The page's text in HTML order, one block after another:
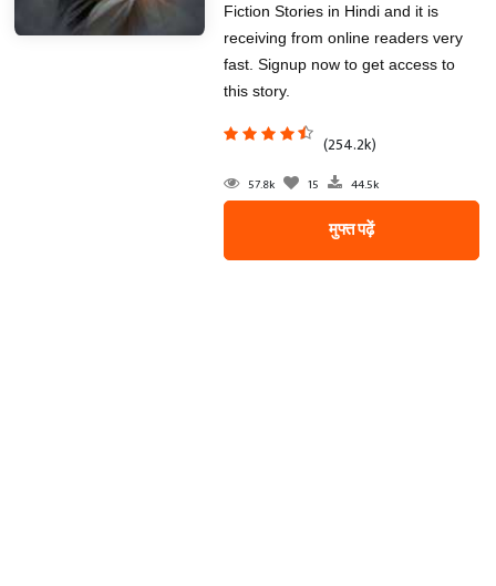
Fiction Stories in Hindi and it is
receiving from online readers very
fast. Signup now to get access to
this story.
(254.2k)
57.8k 15 44.5k
मुफ्त पढ़ें